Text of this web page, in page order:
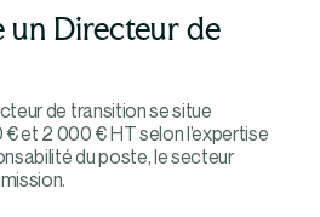
Directeur de
de transition se situe
et 2 000 € HT selon l’expertise
du poste, le secteur